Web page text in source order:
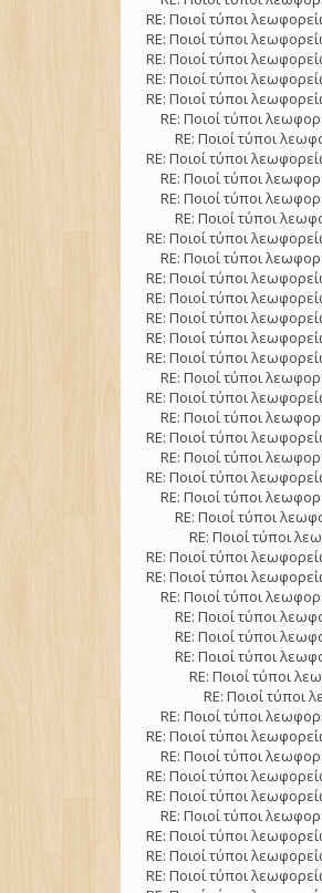
RE: Ποιοί τύποι
RE: Ποιοί τύποι
RE: Ποιοί τύποι
RE: Ποιοί τύποι
RE: Ποιοί τύποι
RE: Ποιοί τύποι
RE: Ποιοί τύποι
RE: Ποιοί τύποι
RE: Ποιοί τύποι
RE: Ποιοί τύποι
RE: Ποιοί τύποι
RE: Ποιοί τύποι
RE: Ποιοί τύποι
RE: Ποιοί τύποι
RE: Ποιοί τύποι
RE: Ποιοί τύποι
RE: Ποιοί τύποι
RE: Ποιοί τύποι
RE: Ποιοί τύποι
RE: Ποιοί τύποι
RE: Ποιοί τύποι
RE: Ποιοί τύποι
RE: Ποιοί τύποι
RE: Ποιοί τύποι
RE: Ποιοί τύποι
RE: Ποιοί τύποι
RE: Ποιοί τύποι
RE: Ποιοί τύποι
RE: Ποιοί τύποι
RE: Ποιοί τύποι
RE: Ποιοί τύποι
RE: Ποιοί τύποι
RE: Ποιοί τύποι
RE: Ποιοί τύποι
RE: Ποιοί τύποι
RE: Ποιοί τύποι
RE: Ποιοί τύποι
RE: Ποιοί τύποι
RE: Ποιοί τύποι
RE: Ποιοί τύποι
RE: Ποιοί τύποι
RE: Ποιοί τύποι
RE: Ποιοί τύποι
RE: Ποιοί τύποι